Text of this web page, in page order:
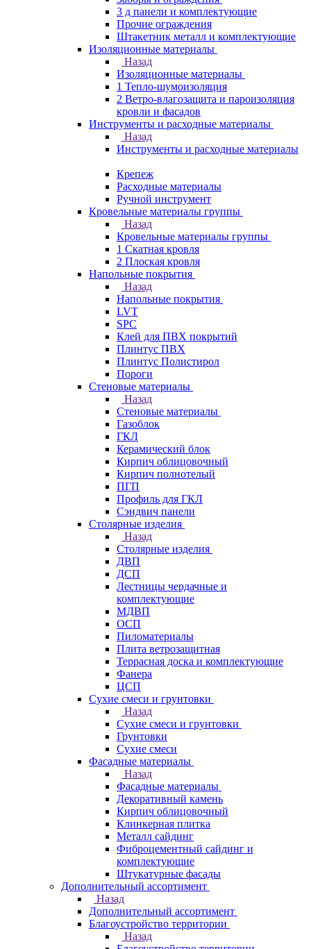
3 д панели и комплектующие
Прочие ограждения
Штакетник металл и комплектующие
Изоляционные материалы
Назад
Изоляционные материалы
1 Тепло-шумоизоляция
2 Ветро-влагозащита и пароизоляция
кровли и фасадов
Инструменты и расходные материалы
Назад
Инструменты и расходные материалы
Крепеж
Расходные материалы
Ручной инструмент
Кровельные материалы группы
Назад
Кровельные материалы группы
1 Скатная кровля
2 Плоская кровля
Напольные покрытия
Назад
Напольные покрытия
LVT
SPC
Клей для ПВХ покрытий
Плинтус ПВХ
Плинтус Полистирол
Пороги
Стеновые материалы
Назад
Стеновые материалы
Газоблок
ГКЛ
Керамический блок
Кирпич облицовочный
Кирпич полнотелый
ПГП
Профиль для ГКЛ
Сэндвич панели
Столярные изделия
Назад
Столярные изделия
ДВП
ДСП
Лестницы чердачные и
комплектующие
МДВП
ОСП
Пиломатериалы
Плита ветрозащитная
Террасная доска и комплектующие
Фанера
ЦСП
Сухие смеси и грунтовки
Назад
Сухие смеси и грунтовки
Грунтовки
Сухие смеси
Фасадные материалы
Назад
Фасадные материалы
Декоративный камень
Кирпич облицовочный
Клинкерная плитка
Металл сайдинг
Фиброцементный сайдинг и
комплектующие
Штукатурные фасады
Дополнительный ассортимент
Назад
Дополнительный ассортимент
Благоустройство территории
Назад